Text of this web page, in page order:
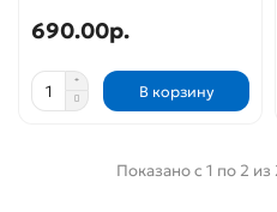
690.00р.
В корзину
Показано с 1 по 2